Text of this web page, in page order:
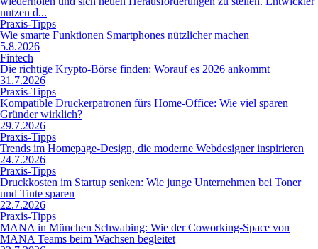
nutzen d...
Praxis-Tipps
Wie smarte Funktionen Smartphones nützlicher machen
5.8.2026
Fintech
Die richtige Krypto-Börse finden: Worauf es 2026 ankommt
31.7.2026
Praxis-Tipps
Kompatible Druckerpatronen fürs Home-Office: Wie viel sparen
Gründer wirklich?
29.7.2026
Praxis-Tipps
Trends im Homepage-Design, die moderne Webdesigner inspirieren
24.7.2026
Praxis-Tipps
Druckkosten im Startup senken: Wie junge Unternehmen bei Toner
und Tinte sparen
22.7.2026
Praxis-Tipps
MANA in München Schwabing: Wie der Coworking-Space von
MANA Teams beim Wachsen begleitet